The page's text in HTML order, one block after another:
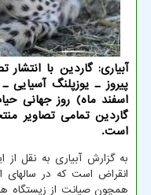
آبیاری: گاردین با انتشار
اسفند ماه) روز جهانی
گاردین تمامی تصاویر
است.
به گزارش آبیاری به نقل از
انقراض است که در سالهای
همچون صیانت از زیستگاه